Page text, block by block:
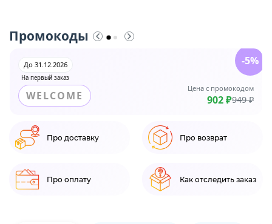
Промокоды
На первый заказ
До 31.12.2026
WELCOME
Цена с промокодом
902 ₽949 ₽
-5%
Про доставку Про возврат
Про оплату Как отследить заказ